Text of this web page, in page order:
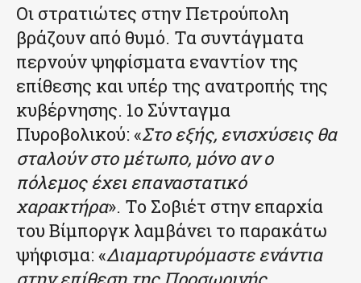
Οι στρατιώτες στην Πετρούπολη
βράζουν από θυμό. Τα συντάγματα
περνούν ψηφίσματα εναντίον της
επίθεσης και υπέρ της ανατροπής της
κυβέρνησης. 1ο Σύνταγμα
Πυροβολικού: «Στο εξής, ενισχύσεις θα
σταλούν στο μέτωπο, μόνο αν ο
πόλεμος έχει επαναστατικό
χαρακτήρα». Το Σοβιέτ στην επαρχία
του Βίμποργκ λαμβάνει το παρακάτω
ψήφισμα: «Διαμαρτυρόμαστε ενάντια